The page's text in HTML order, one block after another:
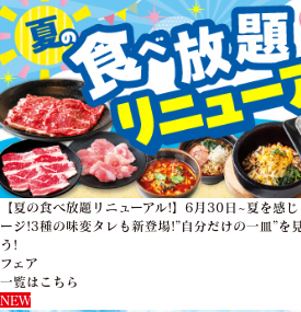
【夏の食べ放題リニューアル!】6月30日~夏を感
ージ!3種の味変タレも新登場!”自分だけの一皿”を
う!
フェア
一覧はこちら
NEW